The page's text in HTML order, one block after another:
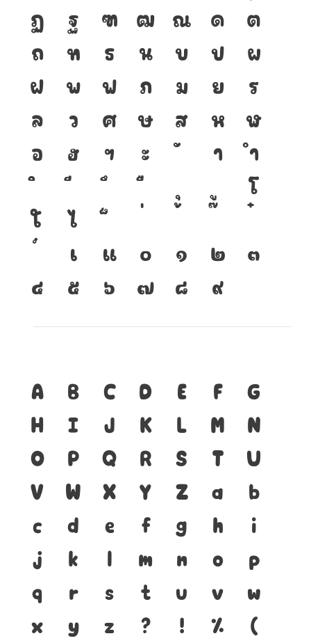
ฏ
ฐ ฑ ฒ ณ ด
ต
ถ
ท ธ น บ ป
ผ
ฝ
พ ฟ ภ ม ย
ร
ล
ว ศ ษ ส ห
ฬ
อ
ฮ ฯ ะ า
ำ
โ
ใ
ไ
เ
แ ๐ ๑ ๒
๓
๔
๕ ๖ ๗ ๘ ๙
A B C D E F
G
H
I J K L M
N
O
P Q R S T
U
V
W X Y Z a
b
c
d e f g h
i
j
k l m n o
p
q
r s t u v
w
x
y z ? ! %
(